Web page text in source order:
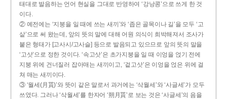
태대로 발음하는 언어 현실을 그대로 반영하여 ‘강낭콩’으로 쓰게 한 것
이다.
② 예전에는 ‘지붕을 일 때에 쓰는 새끼’와 ‘좁은 골목이나 길’을 모두 ‘고
샅’으로 써 왔는데, 앞의 뜻의 말에 대해 어원 의식이 희박해져서 조사가
붙은 형태가 [고사시/고사슬] 등으로 발음되고 있으므로 앞의 뜻의 말을
‘고삿’으로 정한 것이다. ‘속고삿’은 초가지붕을 일 때 이엉을 얹기 전에
지붕 위에 건너질러 잡아매는 새끼이고, ‘겉고삿’은 이엉을 얹은 위에 걸
쳐 매는 새끼이다.
③ ‘월세(月貰)’와 뜻이 같은 말로서 과거에는 ‘삭월세’와 ‘사글세’가 모두
쓰였다. 그러나 ‘삭월세’를 한자어 ‘朔月貰’로 보는 것은 ‘사글세’의 음을